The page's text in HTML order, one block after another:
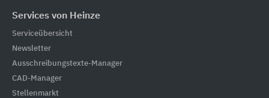
Services von Heinze
Serviceübersicht
Newsletter
Ausschreibungstexte-Manager
CAD-Manager
Stellenmarkt